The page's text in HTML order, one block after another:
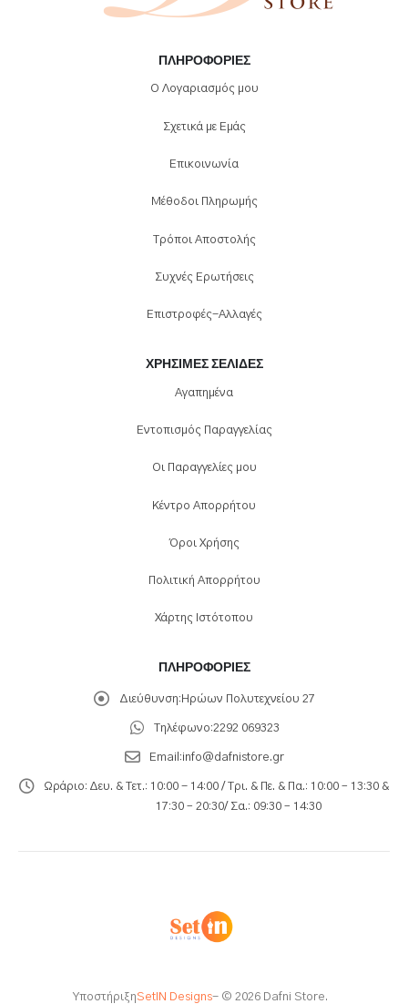
ΠΛΗΡΟΦΟΡΊΕΣ
Ο Λογαριασμός μου
Σχετικά με Εμάς
Επικοινωνία
Μέθοδοι Πληρωμής
Τρόποι Αποστολής
Συχνές Ερωτήσεις
Επιστροφές-Αλλαγές
ΧΡΉΣΙΜΕΣ ΣΕΛΊΔΕΣ
Αγαπημένα
Εντοπισμός Παραγγελίας
Οι Παραγγελίες μου
Κέντρο Απορρήτου
Όροι Χρήσης
Πολιτική Απορρήτου
Χάρτης Ιστότοπου
ΠΛΗΡΟΦΟΡΊΕΣ
Διεύθυνση: Ηρώων Πολυτεχνείου 27
Τηλέφωνο:2292 069323
Email:info@dafnistore.gr
Ωράριο: Δευ. & Τετ.: 10:00 - 14:00 / Τρι. & Πε. & Πα.: 10:00 – 13:30 &
17:30 – 20:30/ Σα.: 09:30 – 14:30
ΥποστήριξηSetIN Designs- © 2026 Dafni Store.